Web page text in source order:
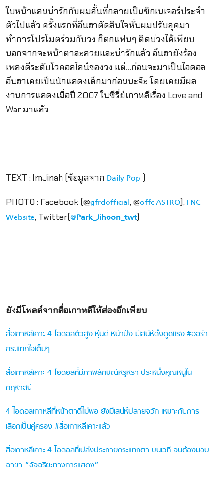
ใบหน้าแสนน่ารักกับผมสั้นที่กลายเป็นซิกเนเจอร์ประจำ
ตัวไปแล้ว ครั้งแรกที่อึนฮาตัดสินใจหั่นผมปรับลุคมา
ทำการโปรโมตร่วมกับวง ก็ตกแฟนๆ ติดบ่วงได้เพียบ
นอกจากจะหน้าตาสะสวยและน่ารักแล้ว อึนฮายังร้อง
เพลงดีระดับโวคอลไลน์ของวง แต่…ก่อนจะมาเป็นไอดอล
อึนฮาเคยเป็นนักแสดงเด็กมาก่อนนะจ๊ะ โดยเคยมีผล
งานการแสดงเมื่อปี 2007 ในซีรี่ย์เกาหลีเรื่อง Love and
War มาแล้ว
TEXT : ImJinah (ข้อมูลจาก Daily Pop )
PHOTO : Facebook (@gfrdofficial, @offclASTRO), FNC
Website, Twitter(@Park_Jihoon_twt)
ยังมีโพลล์จากสื่อเกาหลีให้ส่องอีกเพียบ
สื่อเกาหลีเคาะ 4 ไอดอลตัวสูง หุ่นดี หน้าปัง มีเสน่ห์ดึงดูดแรง #ออร่า
กระแทกใจเต็มๆ
สื่อเกาหลีเคาะ 4 ไอดอลที่มีภาพลักษณ์หรูหรา ประหนึ่งคุณหนูใน
คฤหาสน์
4 ไอดอลเกาหลีที่หน้าตาดีไม่พอ ยังมีเสน่ห์ปลายจวัก เหมาะกับการ
เลือกเป็นคู่ครอง #สื่อเกาหลีเคาะแล้ว
สื่อเกาหลีเคาะ 4 ไอดอลที่เปล่งประกายกระแทกตา บนเวที จนต้องมอบ
ฉายา “อัจฉริยะทางการแสดง”